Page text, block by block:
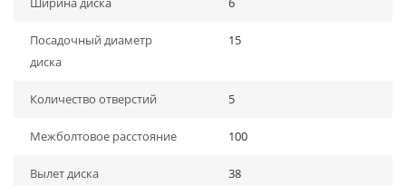
Посадочный диаметр
диска
15
Количество отверстий 5
Межболтовое расстояние 100
Вылет диска 38